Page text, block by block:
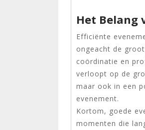
Het Belang
Efficiënte
ongeacht de
coördinatie en
verloopt op de
maar ook in een
evenement.
Kortom, goede
momenten die